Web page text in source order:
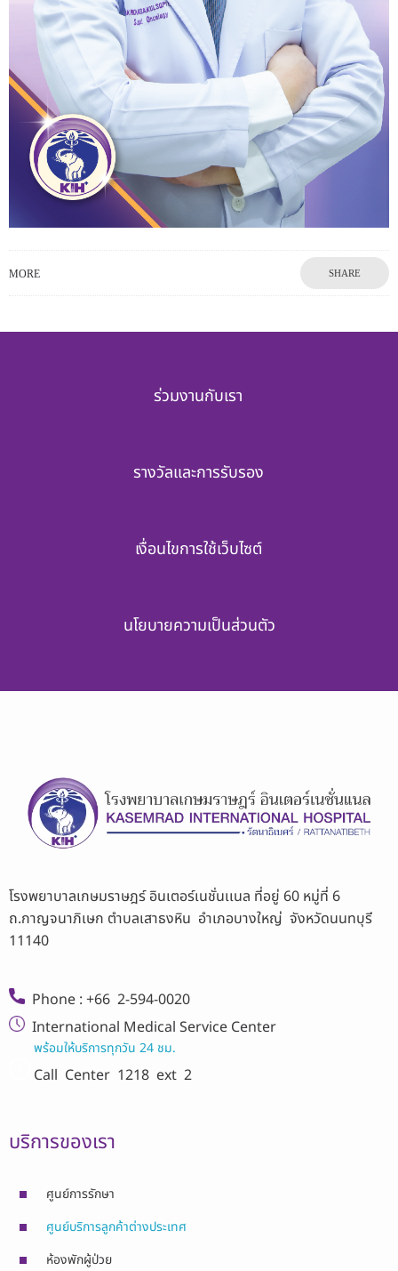
MORE SHARE
ร่วมงานกับเรา
รางวัลและการรับรอง
เงื่อนไขการใช้เว็บไซต์
นโยบายความเป็นส่วนตัว
โรงพยาบาลเกษมราษฎร์ อินเตอร์เนชั่นเเนล ที่อยู่ 60 หมู่ที่ 6
ถ.กาญจนาภิเษก ตำบลเสาธงหิน อำเภอบางใหญ่ จังหวัดนนทบุรี
11140
Phone : +66 2-594-0020
International Medical Service Center
พร้อมให้บริการทุกวัน 24 ชม.
Call Center 1218 ext 2
บริการของเรา
ศูนย์การรักษา
ศูนย์บริการลูกค้าต่างประเทศ
ห้องพักผู้ป่วย